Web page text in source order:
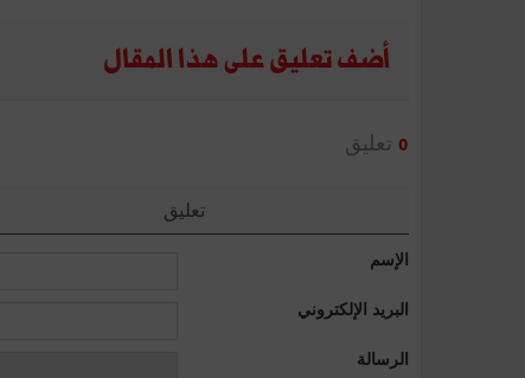
أضف تعليق على هذا المقال
0 تعليق
تعليق
الإسم
البريد الإلكتروني
الرسالة